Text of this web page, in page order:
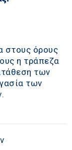
στους όρους
η τράπεζα
των
των